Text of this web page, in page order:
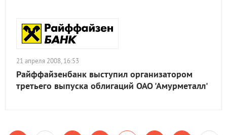
21 апреля 2008, 16:53
Райффайзенбанк выступил организатором
третьего выпуска облигаций ОАО 'Амурметалл'